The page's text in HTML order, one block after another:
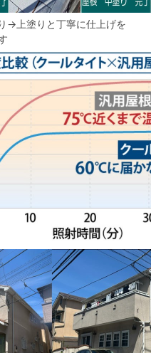
→上塗りと丁寧に仕上げを